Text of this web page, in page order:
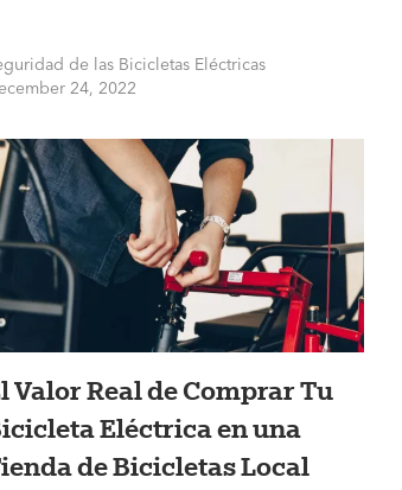
de las Bicicletas Eléctricas
24, 2022
Valor Real de Comprar Tu
Eléctrica en una
de Bicicletas Local